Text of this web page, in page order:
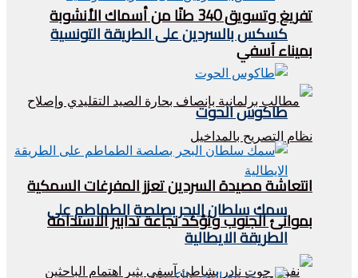
تفريغ وتسويق 340 طنًا من أسماك الأنشوبة
بميناء آسفي
انتعاشة مصيدة السردين تعزز المفرغات السمكية
بموانئ الجنوب وتؤكد نجاعة تدابير الاستدامة
كسكس بالسردين على الطريقة التونسية
طاكوس الحوت
سمك سلطان البحر بصلصة الطماطم على
الطريقة الايطالية